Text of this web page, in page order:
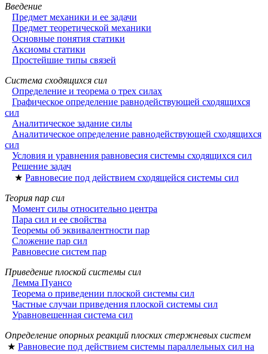
Введение
Предмет механики и ее задачи
Предмет теоретической механики
Основные понятия статики
Аксиомы статики
Простейшие типы связей
Система сходящихся сил
Определение и теорема о трех силах
Графическое определение равнодействующей сходящихся
сил
Аналитическое задание силы
Аналитическое определение равнодействующей сходящихся
сил
Условия и уравнения равновесия системы сходящихся сил
Решение задач
★ Равновесие под действием сходящейся системы сил
Теория пар сил
Момент силы относительно центра
Пара сил и ее свойства
Теоремы об эквивалентности пар
Сложение пар сил
Равновесие систем пар
Приведение плоской системы сил
Лемма Пуансо
Теорема о приведении плоской системы сил
Частные случаи приведения плоской системы сил
Уравновешенная система сил
Определение опорных реакций плоских стержневых систем
★ Равновесие под действием системы параллельных сил на